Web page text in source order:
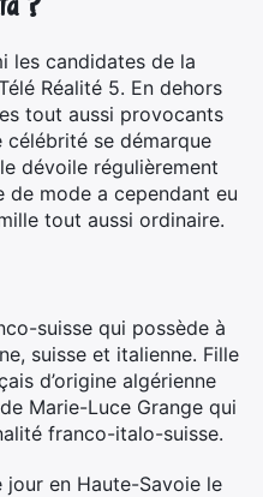
les candidates de la
Réalité 5. En dehors
tout aussi provocants
célébrité se démarque
dévoile régulièrement
de mode a cependant eu
tout aussi ordinaire.
suisse qui possède à
suisse et italienne. Fille
d’origine algérienne
Marie-Luce Grange qui
franco-italo-suisse.
en Haute-Savoie le